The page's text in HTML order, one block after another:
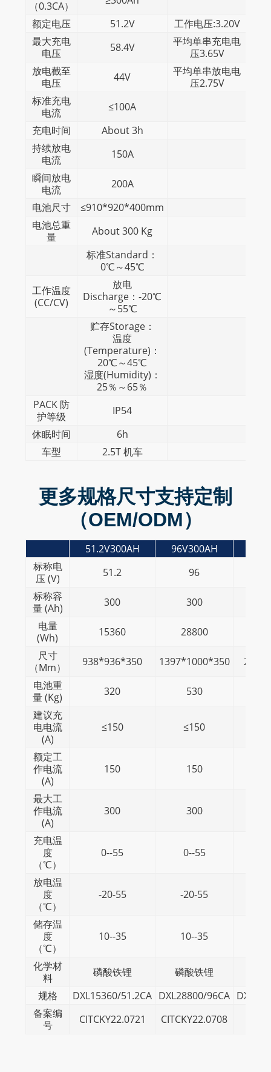
（0.3CA）
额定电压
51.2V
工作电压:3.20V
最大充电
电压
58.4V
平均单串充电电
压3.65V
放电截至
电压
44V
平均单串放电电
压2.75V
标准充电
电流
≤100A
充电时间
About 3h
持续放电
电流
150A
瞬间放电
电流
200A
电池尺寸
≤910*920*400mm
电池总重
量
About 300 Kg
标准Standard：
0℃～45℃
工作温度
(CC/CV)
放电
Discharge：-20℃
～55℃
贮存Storage：
温度
(Temperature)：
20℃～45℃
湿度(Humidity)：
25％～65％
PACK 防
护等级
IP54
休眠时间
6h
车型
2.5T 机车
更多规格尺寸支持定制
（OEM/ODM）
51.2V300AH 96V300AH
标称电
压 (V)
51.2 96
标称容
量 (Ah)
300 300
电量
(Wh)
15360 28800
尺寸
（Mm）
938*936*350 1397*1000*350
电池重
量 (Kg)
320 530
建议充
电电流
(A)
≤150 ≤150
额定工
作电流
(A)
150 150
最大工
作电流
(A)
300 300
充电温
度
（℃）
0--55 0--55
放电温
度
（℃）
-20-55 -20-55
储存温
度
（℃）
10--35 10--35
化学材
料
磷酸铁锂 磷酸铁锂
规格
DXL15360/51.2CA DXL28800/96CA
备案编
号
CITCKY22.0721 CITCKY22.0708